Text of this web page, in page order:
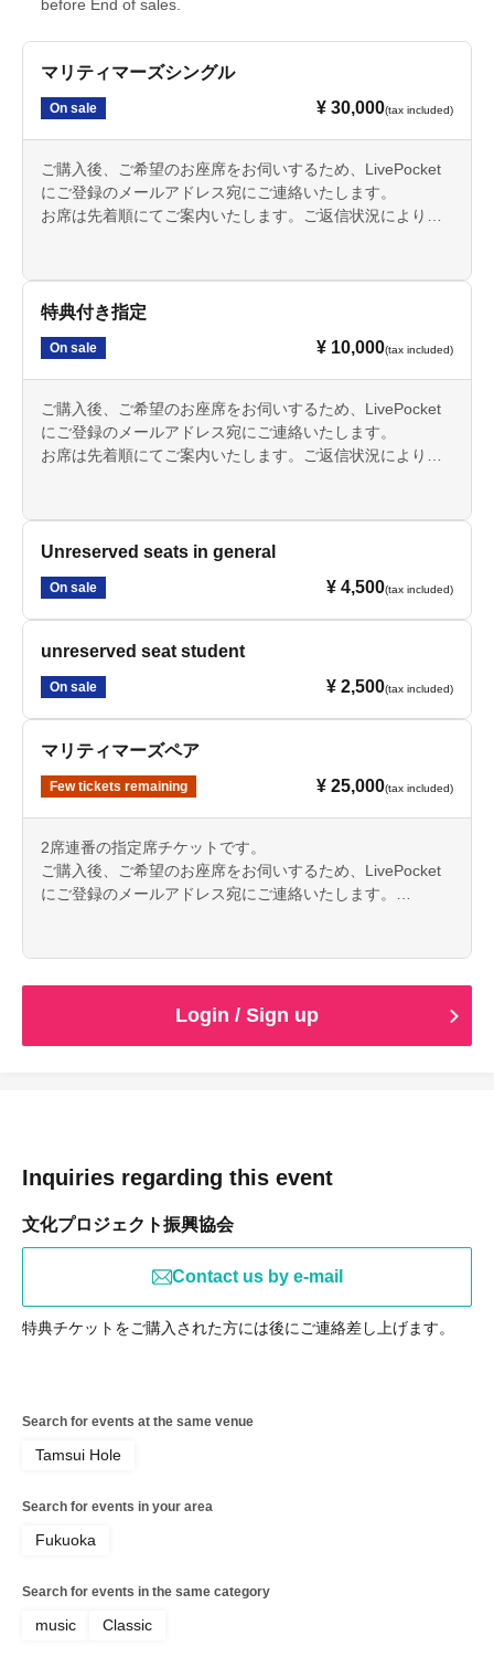
before End of sales.
マリティマーズシングル
On sale ¥ 30,000(tax included)
ご購入後、ご希望のお座席をお伺いするため、LivePocket
にご登録のメールアドレス宛にご連絡いたします。
お席は先着順にてご案内いたします。ご返信状況により、
特典付き指定
On sale ¥ 10,000(tax included)
ご購入後、ご希望のお座席をお伺いするため、LivePocket
にご登録のメールアドレス宛にご連絡いたします。
お席は先着順にてご案内いたします。ご返信状況により、
Unreserved seats in general
On sale ¥ 4,500(tax included)
unreserved seat student
On sale ¥ 2,500(tax included)
マリティマーズペア
Few tickets remaining ¥ 25,000(tax included)
2席連番の指定席チケットです。
ご購入後、ご希望のお座席をお伺いするため、LivePocket
にご登録のメールアドレス宛にご連絡いたします。
承ください。
Login / Sign up
Inquiries regarding this event
文化プロジェクト振興協会
Contact us by e-mail
特典チケットをご購入された方には後にご連絡差し上げます。
Search for events at the same venue
Tamsui Hole
Search for events in your area
Fukuoka
Search for events in the same category
music Classic